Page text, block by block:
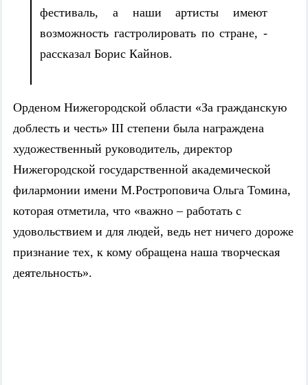
фестиваль, а наши артисты имеют
возможность гастролировать по стране, -
рассказал Борис Кайнов.
Орденом Нижегородской области «За гражданскую
доблесть и честь» III степени была награждена
художественный руководитель, директор
Нижегородской государственной академической
филармонии имени М.Ростроповича Ольга Томина,
которая отметила, что «важно – работать с
удовольствием и для людей, ведь нет ничего дороже
признание тех, к кому обращена наша творческая
деятельность».